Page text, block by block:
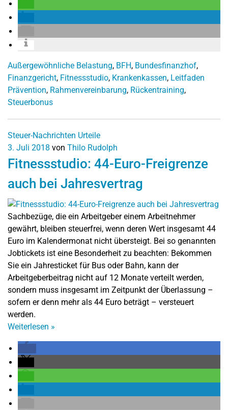
Außergewöhnliche Belastung, BFH, Bundesfinanzhof,
Finanzgericht, Fitnessstudio, Krankenkassen, Leitfaden
Prävention, Rahmenvereinbarung, Rückentraining,
Steuerbonus
Steuer-Nachrichten Urteile
3. Juli 2018 von Thilo Rudolph
Fitnessstudio: 44-Euro-Freigrenze
auch bei Jahresvertrag
Sachbezüge, die ein Arbeitgeber einem Arbeitnehmer
gewährt, bleiben steuerfrei, wenn deren Wert insgesamt 44
Euro im Kalendermonat nicht übersteigt. Bei so genannten
Jobtickets ist eine Besonderheit zu beachten: Bekommen
Sie ein Jahresticket für Bus oder Bahn, kann der
Arbeitgeberbeitrag nicht auf 12 Monate verteilt werden,
sondern muss insgesamt im Zeitpunkt der Überlassung –
sofern er denn mehr als 44 Euro beträgt – versteuert
werden.
Weiterlesen »